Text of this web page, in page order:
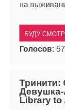
на
БУДУ
Голосов:
Тринити:
Девушка-
Library to